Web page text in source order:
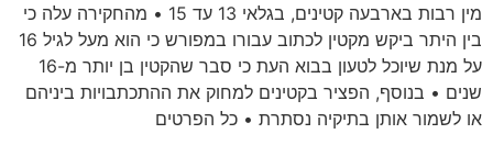
מין רבות בארבעה קטינים, בגלאי 13 עד 15 • מהחקירה עלה כי
בין היתר ביקש מקטין לכתוב עבורו במפורש כי הוא מעל לגיל 16
על מנת שיוכל לטעון בבוא העת כי סבר שהקטין בן יותר מ-16
שנים • בנוסף, הפציר בקטינים למחוק את ההתכתבויות ביניהם
או לשמור אותן בתיקיה נסתרת • כל הפרטים